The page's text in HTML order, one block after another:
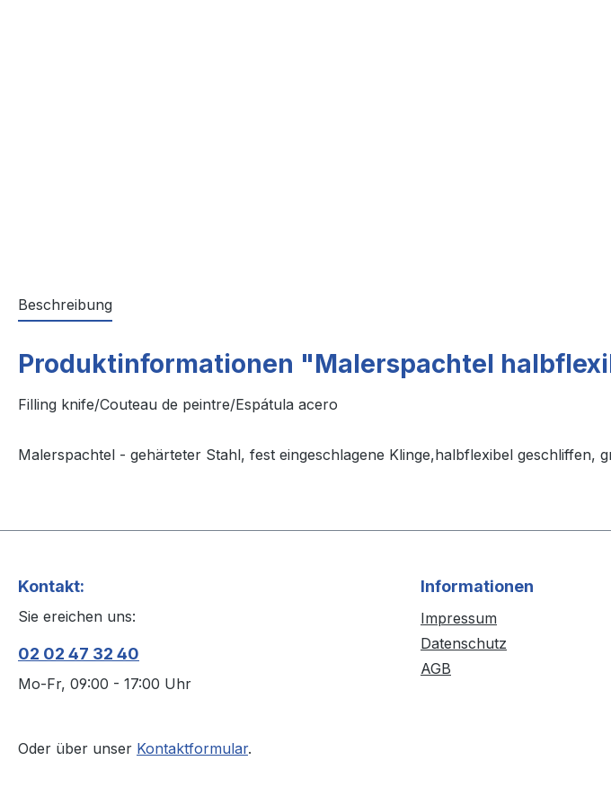
Beschreibung
Produktinformationen "Malerspachtel
Filling knife/Couteau de peintre/Espátula acero
Malerspachtel - gehärteter Stahl, fest eingeschlagene Klinge,halbflexibel geschliffen,
Kontakt:
Sie ereichen uns:
02 02 47 32 40
Mo-Fr, 09:00 - 17:00 Uhr
Oder über unser Kontaktformular.
Informationen
Impressum
Datenschutz
AGB